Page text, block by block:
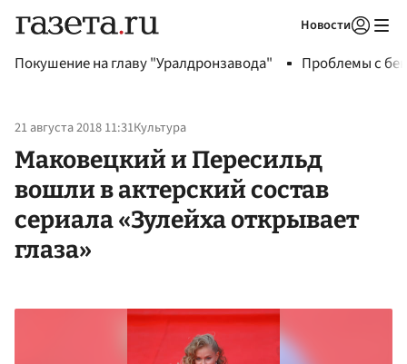
Новости
Покушение на главу "Уралдронзавода" Проблемы с
21 августа 2018 11:31Культура
Маковецкий и Пересильд
вошли в актерский состав
сериала «Зулейха открывает
глаза»